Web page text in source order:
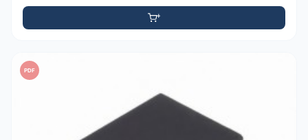
PDF